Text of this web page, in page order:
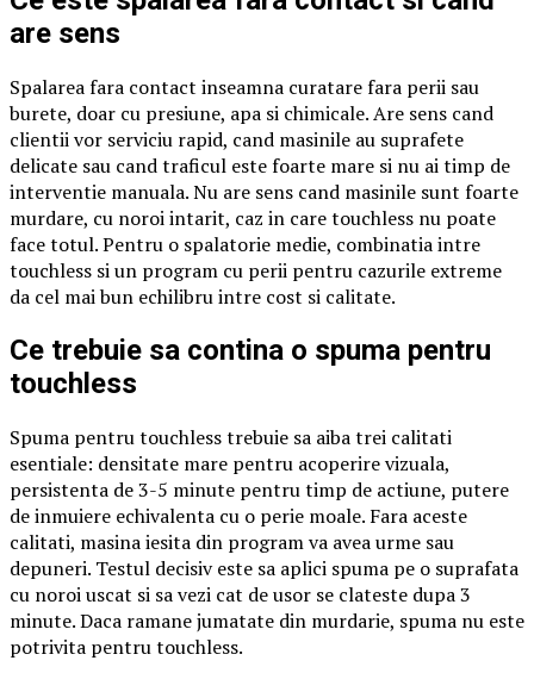
are sens
Spalarea fara contact inseamna curatare fara perii sau
burete, doar cu presiune, apa si chimicale. Are sens cand
clientii vor serviciu rapid, cand masinile au suprafete
delicate sau cand traficul este foarte mare si nu ai timp de
interventie manuala. Nu are sens cand masinile sunt foarte
murdare, cu noroi intarit, caz in care touchless nu poate
face totul. Pentru o spalatorie medie, combinatia intre
touchless si un program cu perii pentru cazurile extreme
da cel mai bun echilibru intre cost si calitate.
Ce trebuie sa contina o spuma pentru
touchless
Spuma pentru touchless trebuie sa aiba trei calitati
esentiale: densitate mare pentru acoperire vizuala,
persistenta de 3-5 minute pentru timp de actiune, putere
de inmuiere echivalenta cu o perie moale. Fara aceste
calitati, masina iesita din program va avea urme sau
depuneri. Testul decisiv este sa aplici spuma pe o suprafata
cu noroi uscat si sa vezi cat de usor se clateste dupa 3
minute. Daca ramane jumatate din murdarie, spuma nu este
potrivita pentru touchless.